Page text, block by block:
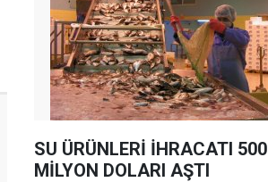
SU ÜRÜNLERİ İHRACATI 500
MİLYON DOLARI AŞTI